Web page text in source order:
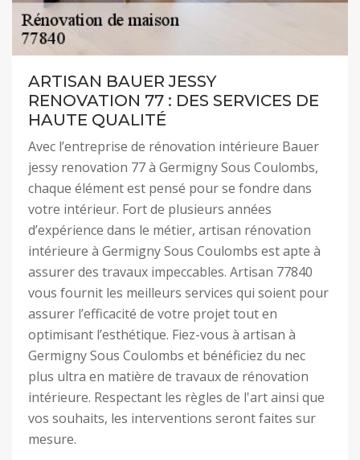
ARTISAN BAUER JESSY
RENOVATION 77 : DES SERVICES DE
HAUTE QUALITÉ
Avec l’entreprise de rénovation intérieure Bauer
jessy renovation 77 à Germigny Sous Coulombs,
chaque élément est pensé pour se fondre dans
votre intérieur. Fort de plusieurs années
d’expérience dans le métier, artisan rénovation
intérieure à Germigny Sous Coulombs est apte à
assurer des travaux impeccables. Artisan 77840
vous fournit les meilleurs services qui soient pour
assurer l’efficacité de votre projet tout en
optimisant l’esthétique. Fiez-vous à artisan à
Germigny Sous Coulombs et bénéficiez du nec
plus ultra en matière de travaux de rénovation
intérieure. Respectant les règles de l'art ainsi que
vos souhaits, les interventions seront faites sur
mesure.